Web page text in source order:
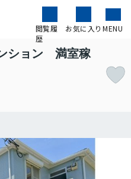
閲覧履
歴
お気に入り MENU
ション 満室稼